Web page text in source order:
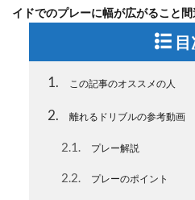
イドでのプレーに幅が広がること
目
1 この記事のオススメの人
2 離れるドリブルの参考動画
2.1 プレー解説
2.2 プレーのポイント